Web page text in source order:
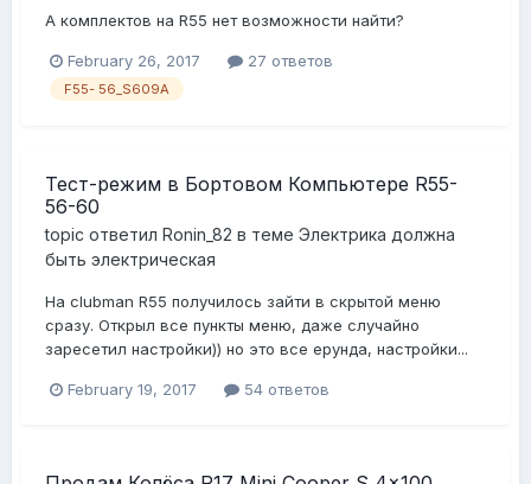
А комплектов на R55 нет возможности найти?
February 26, 2017 27 ответов
F55- 56_S609A
Тест-режим в Бортовом Компьютере R55-
56-60
topic ответил Ronin_82 в теме Электрика должна
быть электрическая
На clubman R55 получилось зайти в скрытой меню
сразу. Открыл все пункты меню, даже случайно
заресетил настройки)) но это все ерунда, настройки...
February 19, 2017 54 ответов